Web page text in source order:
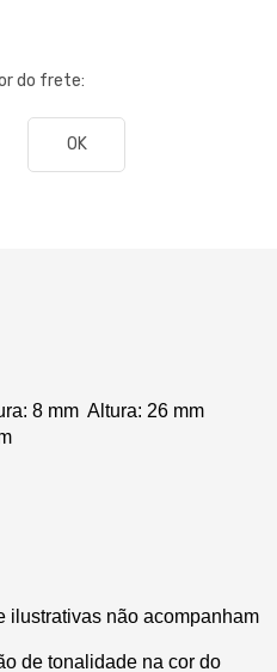
do frete:
OK
8 mm Altura: 26 mm
ilustrativas não acompanham
de tonalidade na cor do